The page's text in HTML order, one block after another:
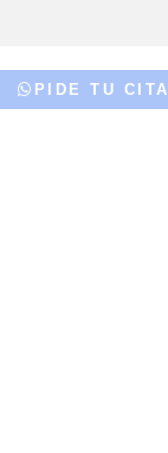
PIDE TU CITA